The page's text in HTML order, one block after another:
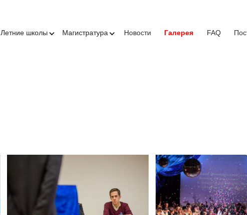
Летние школы Магистратура Новости Галерея FAQ